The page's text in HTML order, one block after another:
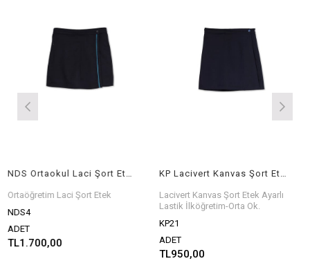
NDS Ortaokul Laci Şort Etek
Ortaöğretim Laci Şort Etek
NDS4
ADET
TL1.700,00
KP Lacivert Kanvas Şort Etek İlköğretim-Orta ok.
Lacivert Kanvas Şort Etek Ayarlı
Lastik İlköğretim-Orta Ok.
KP21
ADET
TL950,00